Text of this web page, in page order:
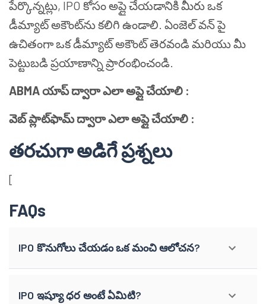
పేర్కొన్నట్లు, IPO కోసం అప్లై చేయడానికి మీరు ఒక
డీమ్యాట్ అకౌంట్‌ను కలిగి ఉండాలి. ఏంజెల్ వన్ పై
ఉచితంగా ఒక డీమ్యాట్ అకౌంట్ తెరవండి మరియు మీ
పెట్టుబడి ప్రయాణాన్ని ప్రారంభించండి.
ABMA యాప్ ద్వారా ఎలా అప్లై చేయాలి :
వెబ్ ప్లాట్‌ఫామ్ ద్వారా ఎలా అప్లై చేయాలి :
తరచుగా అడిగే ప్రశ్నలు
[
FAQs
IPO కొనుగోలు చేయడం ఒక మంచి ఆలోచన?
IPO ఇష్యూ ధర అంటే ఏమిటి?